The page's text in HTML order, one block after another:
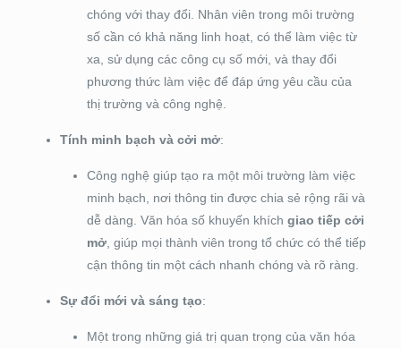
chóng với thay đổi. Nhân viên trong môi trường
số cần có khả năng linh hoạt, có thể làm việc từ
xa, sử dụng các công cụ số mới, và thay đổi
phương thức làm việc để đáp ứng yêu cầu của
thị trường và công nghệ.
Tính minh bạch và cởi mở:
Công nghệ giúp tạo ra một môi trường làm việc
minh bạch, nơi thông tin được chia sẻ rộng rãi và
dễ dàng. Văn hóa số khuyến khích giao tiếp cởi
mở, giúp mọi thành viên trong tổ chức có thể tiếp
cận thông tin một cách nhanh chóng và rõ ràng.
Sự đổi mới và sáng tạo:
Một trong những giá trị quan trọng của văn hóa